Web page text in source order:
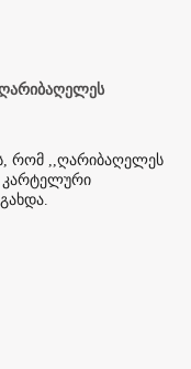
რომ ,,ღარიბაღელეს
კარტელური